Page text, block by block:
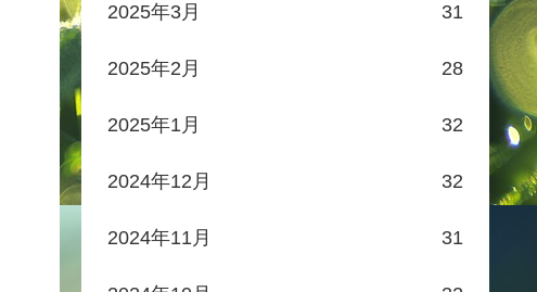
2025年3月 31
2025年2月 28
2025年1月 32
2024年12月 32
2024年11月 31